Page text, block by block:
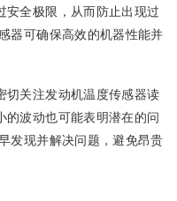
安全极限，从而防止出现过
器可确保高效的机器性能并
切关注发动机温度传感器读
的波动也可能表明潜在的问
发现并解决问题，避免昂贵